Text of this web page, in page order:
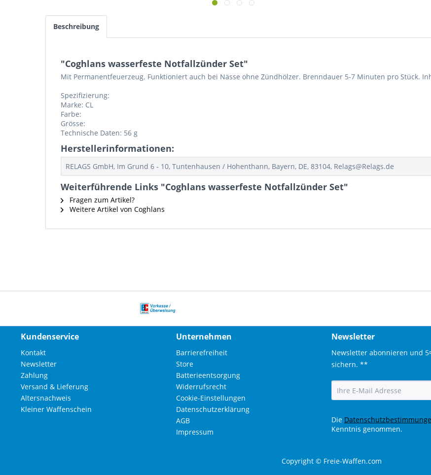
Beschreibung
"Coghlans wasserfeste Notfallzünder Set"
Mit Permanentfeuerzeug. Funktioniert auch bei Nässe ohne Zündhölzer. Brenndauer 5-7 Minuten pro Stück.
Spezifizierung:
Marke: CL
Farbe:
Grösse:
Technische Daten: 56 g
Herstellerinformationen:
RELAGS GmbH, Im Grund 6 - 10, Tuntenhausen / Hohenthann, Bayern, DE, 83104, Relags@Relags.de
Weiterführende Links "Coghlans wasserfeste Notfallzünder Set"
Fragen zum Artikel?
Weitere Artikel von Coghlans
Kundenservice
Kontakt
Newsletter
Zahlung
Versand & Lieferung
Altersnachweis
Kleiner Waffenschein
Unternehmen
Barrierefreiheit
Store
Batterieentsorgung
Widerrufsrecht
Cookie-Einstellungen
Datenschutzerklärung
AGB
Impressum
Newsletter
Newsletter abonnieren und
sichern. **
Die
Kenntnis genommen.
Copyright © Freie-Waffen.com